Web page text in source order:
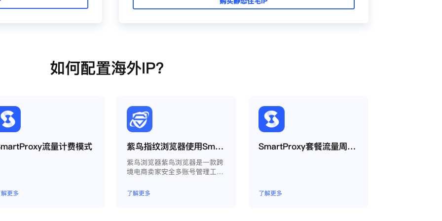
如何配置海外IP？
流量计费模式
更多
紫鸟指纹浏览器使用Smartproxy教程
紫鸟浏览器紫鸟浏览器是一款跨
境电商卖家安全多账号管理工
了解更多
SmartProxy套餐流量周期如何运作？
了解更多